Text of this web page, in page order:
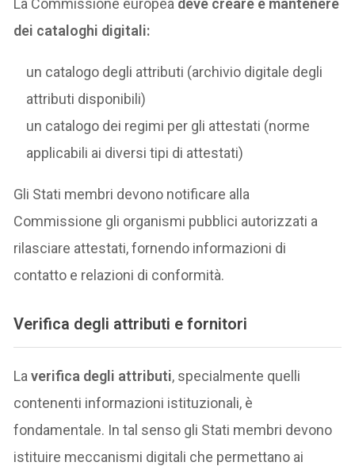
dei cataloghi digitali:
un catalogo degli attributi (archivio digitale degli
attributi disponibili)
un catalogo dei regimi per gli attestati (norme
applicabili ai diversi tipi di attestati)
Gli Stati membri devono notificare alla
Commissione gli organismi pubblici autorizzati a
rilasciare attestati, fornendo informazioni di
contatto e relazioni di conformità.
Verifica degli attributi e fornitori
Laverifica degli attributi, specialmente quelli
contenenti informazioni istituzionali, è
fondamentale. In tal senso gli Stati membri devono
istituire meccanismi digitali che permettano ai